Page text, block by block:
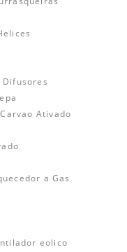
Difusores
Ativado
a Gas
eolico